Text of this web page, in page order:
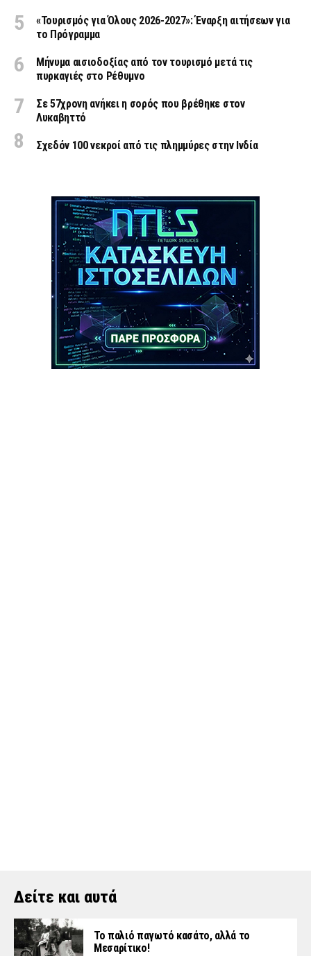
«Τουρισμός για Όλους 2026-2027»: Έναρξη αιτήσεων για
το Πρόγραμμα
Μήνυμα αισιοδοξίας από τον τουρισμό μετά τις
πυρκαγιές στο Ρέθυμνο
Σε 57χρονη ανήκει η σορός που βρέθηκε στον
Λυκαβηττό
Σχεδόν 100 νεκροί από τις πλημμύρες στην Ινδία
Δείτε και αυτά
Το παλιό παγωτό κασάτο, αλλά το
Μεσαρίτικο!